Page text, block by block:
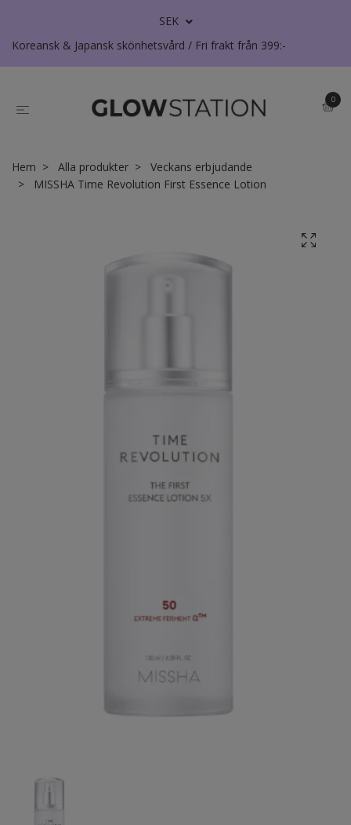
SEK
Koreansk & Japansk skönhetsvård / Fri frakt från 399:-
0
Hem Alla produkter
Veckans erbjudande
MISSHA Time Revolution First Essence Lotion